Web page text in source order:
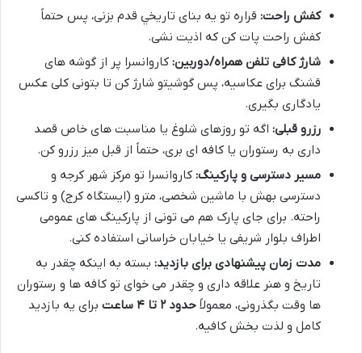
کفش راحت: قراره تو یه بنای تاریخي قدم بزنی، پس حتماً
کفش راحت پات کن که اذیت نشی.
شارژ کافی تلفن همراه/دوربین: کاروانسرا پر از گوشه های
قشنگ برای عکاسیه، پس گوشیتو شارژ کن تا بتونی کلی عکس
یادگاری بگیری.
رزرو قبلی: اگه تو روزهای شلوغ یا مناسبت های خاص قصد
داری به رستوران یا کافه ای بری، حتماً از قبل میز رزرو کن.
مسیر دسترسی و پارکینگ: کاروانسرا تو مرکز شهر کرجه و
دسترسی بهش با ماشین شخصی، مترو (ایستگاه کرج) و تاکسی
راحته. برای جای پارک هم می تونی از پارکینگ های عمومی
اطراف بلوار شریفی یا خیابان خراسانی استفاده کنی.
مدت زمان پیشنهادی برای بازدید: بسته به اینکه چقدر به
تاریخ و هنر علاقه داری و چقدر می خوای تو کافه ها و رستوران
ها وقت بگذرونی، معمولاً حدود ۲ تا ۴ ساعت
برای یه بازدید
کامل و لذت بخش کافیه.